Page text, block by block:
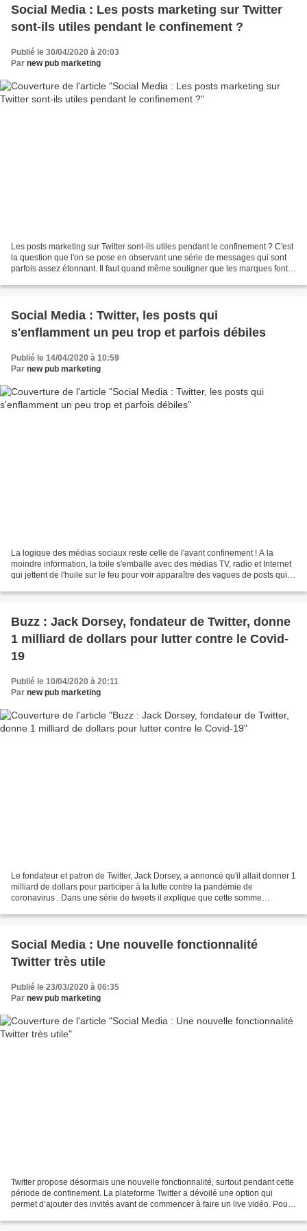
Social Media : Les posts marketing sur Twitter
sont-ils utiles pendant le confinement ?
Publié le 30/04/2020 à 20:03
Par new pub marketing
Les posts marketing sur Twitter sont-ils utiles pendant le confinement ? C'est
la question que l'on se pose en observant une série de messages qui sont
parfois assez étonnant. Il faut quand même souligner que les marques font
Social Media : Twitter, les posts qui
s'enflamment un peu trop et parfois débiles
Publié le 14/04/2020 à 10:59
Par new pub marketing
La logique des médias sociaux reste celle de l'avant confinement ! A la
moindre information, la toile s'emballe avec des médias TV, radio et Internet
qui jettent de l'huile sur le feu pour voir apparaître des vagues de posts qui
Buzz : Jack Dorsey, fondateur de Twitter, donne
1 milliard de dollars pour lutter contre le Covid-
19
Publié le 10/04/2020 à 20:11
Par new pub marketing
Le fondateur et patron de Twitter, Jack Dorsey, a annoncé qu'il allait donner 1
milliard de dollars pour participer à la lutte contre la pandémie de
coronavirus . Dans une série de tweets il explique que cette somme
Social Media : Une nouvelle fonctionnalité
Twitter très utile
Publié le 23/03/2020 à 06:35
Par new pub marketing
Twitter propose désormais une nouvelle fonctionnalité, surtout pendant cette
période de confinement. La plateforme Twitter a dévoilé une option qui
permet d’ajouter des invités avant de commencer à faire un live vidéo. Pour